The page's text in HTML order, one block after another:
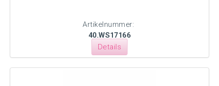
Artikelnummer:
40.WS17166
Details